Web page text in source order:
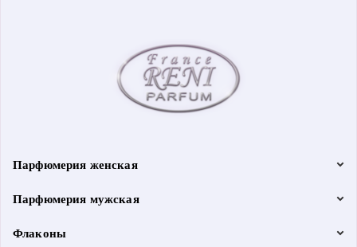
Парфюмерия женская
Парфюмерия мужская
Флаконы